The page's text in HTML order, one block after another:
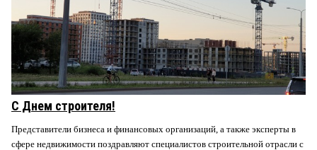
С Днем строителя!
Представители бизнеса и финансовых организаций, а также эксперты в
сфере недвижимости поздравляют специалистов строительной отрасли с